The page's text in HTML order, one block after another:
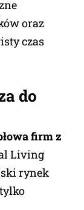
oraz
czas
do
firm z
Living
rynek